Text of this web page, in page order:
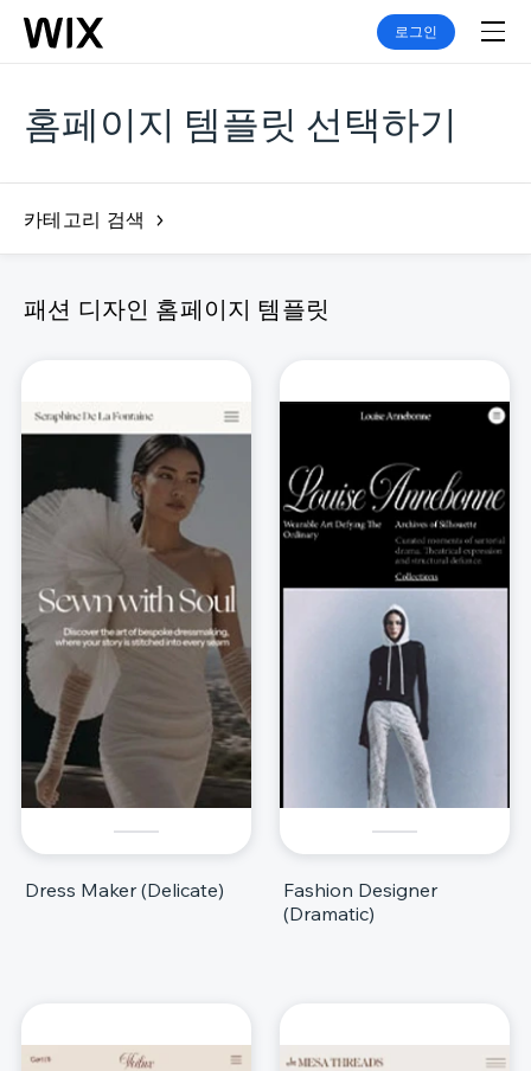
로그인
홈페이지 템플릿 선택하기
카테고리 검색
패션 디자인 홈페이지 템플릿
Dress Maker (Delicate)
Fashion Designer
(Dramatic)